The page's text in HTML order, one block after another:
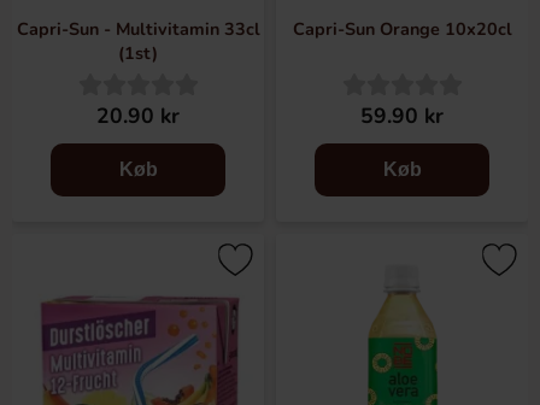
Capri-Sun - Multivitamin 33cl
(1st)
20.90 kr
Køb
Capri-Sun Orange 10x20cl
59.90 kr
Køb